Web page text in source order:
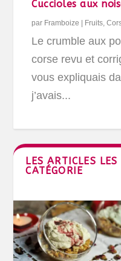
Cuccioles aux
par Framboize | Fruits ,
Le crumble aux
corse revu et
vous expliquais
j’avais...
LES ARTICLES
CATÉGORIE